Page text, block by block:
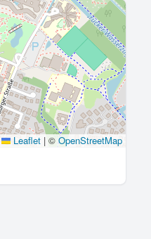
Leaflet |© OpenStreetMap